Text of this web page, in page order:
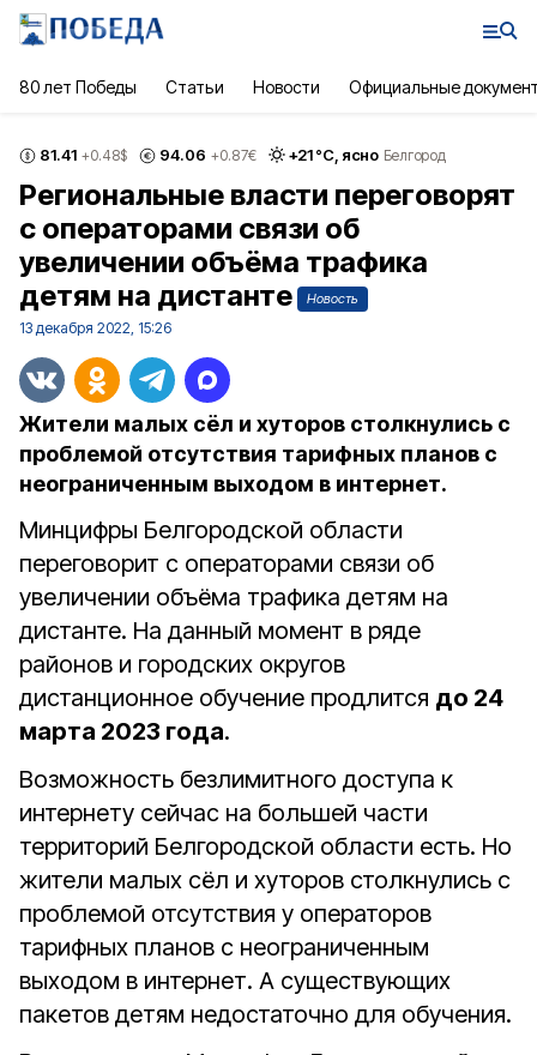
80 лет Победы Статьи Новости Официальные
81.41 +0.48$ 94.06 +0.87€ +21°С, ясно Белгород
Региональные власти переговорят
с операторами связи об
увеличении объёма трафика
детям на дистанте
Новость
13 декабря 2022, 15:26
Жители малых сёл и хуторов столкнулись с
проблемой отсутствия тарифных планов с
неограниченным выходом в интернет.
Минцифры Белгородской области
переговорит с операторами связи об
увеличении объёма трафика детям на
дистанте. На данный момент в ряде
районов и городских округов
дистанционное обучение продлится до 24
марта 2023 года.
Возможность безлимитного доступа к
интернету сейчас на большей части
территорий Белгородской области есть. Но
жители малых сёл и хуторов столкнулись с
проблемой отсутствия у операторов
тарифных планов с неограниченным
выходом в интернет. А существующих
пакетов детям недостаточно для обучения.